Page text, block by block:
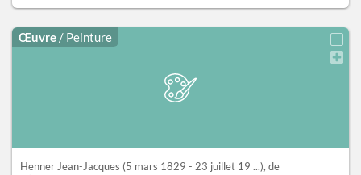
Œuvre / Peinture
Henner Jean-Jacques (5 mars 1829 - 23 juillet 19 ...), de